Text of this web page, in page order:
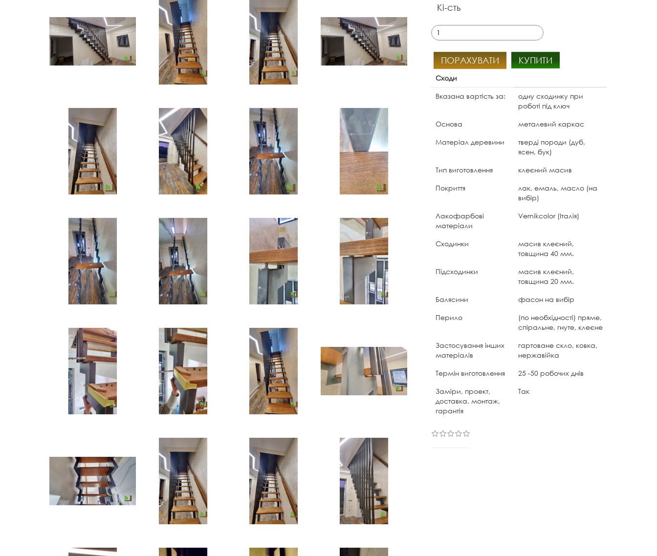
Кі-сть
ПОРАХУВАТИ КУПИТИ
Сходи
Вказана вартість за:
одну сходинку при
роботі під ключ
Основа
металевий каркас
Матеріал деревини
тверді породи (дуб,
ясен, бук)
Тип виготовлення
клеєний масив
Покриття
лак, емаль, масло (на
вибір)
Лакофарбові
матеріали
Vernikcolor (Італія)
Сходинки
масив клеєний,
товщина 40 мм.
Підсходинки
масив клеєний,
товщина 20 мм.
Балясини
фасон на вибір
Перило
(по необхідності) пряме,
спіральне, гнуте, клеєне
Застосування інших
матеріалів
гартоване скло, ковка,
нержавійка
Термін виготовлення
25 -50 робочих днів
Заміри, проект,
доставка, монтаж,
гарантія
Так